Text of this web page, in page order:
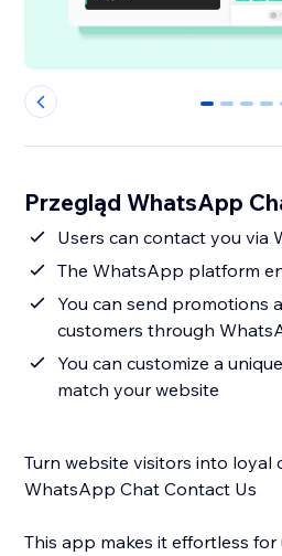
0 1 2 3
Przegląd WhatsApp
Users can contact you via
The WhatsApp platform
You can send promotions
customers through
You can customize a
match your website
Turn website visitors into loyal
WhatsApp Chat Contact Us
This app makes it effortless